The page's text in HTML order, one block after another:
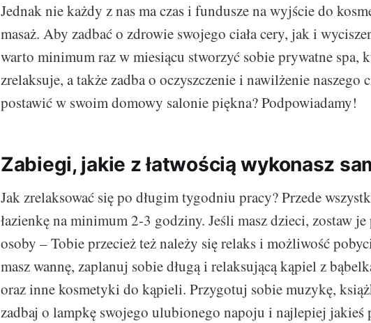
Jednak nie każdy z nas ma czas i fundusze na wyjście do
masaż. Aby zadbać o zdrowie swojego ciała cery, jak i
warto minimum raz w miesiącu stworzyć sobie prywatne spa,
zrelaksuje, a także zadba o oczyszczenie i nawilżenie naszego
postawić w swoim domowy salonie piękna? Podpowiadamy!
Zabiegi, jakie z łatwością wykonasz
Jak zrelaksować się po długim tygodniu pracy? Przede
łazienkę na minimum 2-3 godziny. Jeśli masz dzieci, zostaw
osoby – Tobie przecież też należy się relaks i możliwość
masz wannę, zaplanuj sobie długą i relaksującą kąpiel z
oraz inne kosmetyki do kąpieli. Przygotuj sobie muzykę,
zadbaj o lampkę swojego ulubionego napoju i najlepiej jakieś